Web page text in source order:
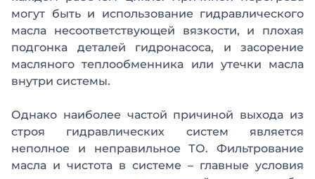
могут быть и использование гидравлического
масла несоответствующей вязкости, и плохая
подгонка деталей гидронасоса, и засорение
масляного теплообменника или утечки масла
внутри системы.
Однако наиболее частой причиной выхода из
строя гидравлических систем является
неполное и неправильное ТО. Фильтрование
масла и чистота в системе – главные условия